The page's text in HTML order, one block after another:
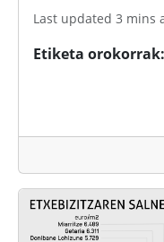
Last updated 3 mins
Etiketa orokorrak